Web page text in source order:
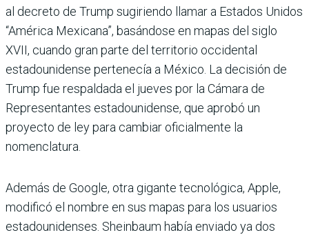
al decreto de Trump sugiriendo llamar a Estados Unidos
“América Mexicana”, basándose en mapas del siglo
XVII, cuando gran parte del territorio occidental
estadounidense pertenecía a México. La decisión de
Trump fue respaldada el jueves por la Cámara de
Representantes estadounidense, que aprobó un
proyecto de ley para cambiar oficialmente la
nomenclatura.
Además de Google, otra gigante tecnológica, Apple,
modificó el nombre en sus mapas para los usuarios
estadounidenses. Sheinbaum había enviado ya dos